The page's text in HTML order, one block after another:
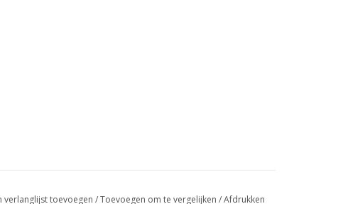
verlanglijst toevoegen /Toevoegen om te vergelijken /Afdrukken